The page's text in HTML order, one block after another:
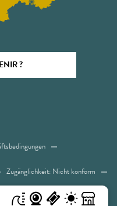
?
Zugänglichkeit: Nicht konform